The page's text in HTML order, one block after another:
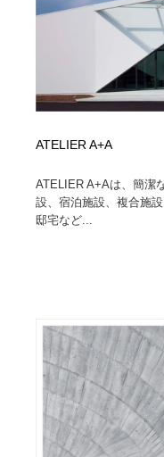
ATELIER A+A
ATELIER A+Aは、簡潔
設、宿泊施設、複合施
邸宅など...